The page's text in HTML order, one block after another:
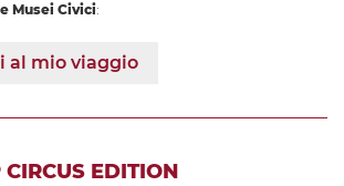
Musei Civici:
al mio viaggio
EDITION